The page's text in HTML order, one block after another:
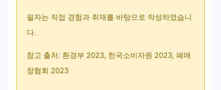
필자는 직접 경험과 취재를 바탕으로 작성하였습니
다.
참고 출처: 환경부 2023, 한국소비자원 2023, 폐매
장협회 2023